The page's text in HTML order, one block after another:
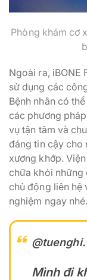
Phòng khám cơ
Ngoài ra, iBONE
sử dụng các
Bệnh nhân có
các phương
vụ tận tâm và
đáng tin cậy cho
xương khớp.
chữa khỏi những
chủ động liên hệ
nghiệm ngay nhé.
Mình đi